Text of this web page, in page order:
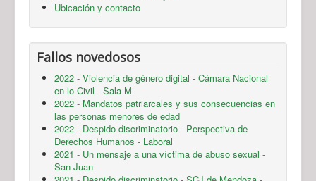
Ubicación y contacto
Fallos novedosos
2022 - Violencia de género digital - Cámara Nacional
en lo Civil - Sala M
2022 - Mandatos patriarcales y sus consecuencias en
las personas menores de edad
2022 - Despido discriminatorio - Perspectiva de
Derechos Humanos - Laboral
2021 - Un mensaje a una víctima de abuso sexual -
San Juan